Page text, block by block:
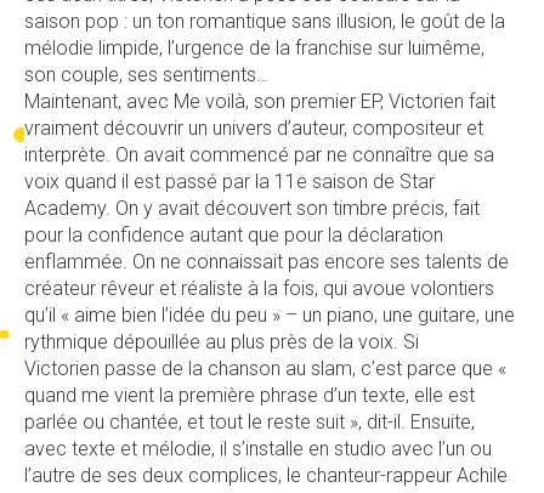
saison pop : un ton romantique sans illusion, le goût de la
mélodie limpide, l’urgence de la franchise sur luimême,
son couple, ses sentiments…
Maintenant, avec Me voilà, son premier EP, Victorien fait
vraiment découvrir un univers d’auteur, compositeur et
interprète. On avait commencé par ne connaître que sa
voix quand il est passé par la 11e saison de Star
Academy. On y avait découvert son timbre précis, fait
pour la confidence autant que pour la déclaration
enflammée. On ne connaissait pas encore ses talents de
créateur rêveur et réaliste à la fois, qui avoue volontiers
qu’il « aime bien l’idée du peu » – un piano, une guitare, une
rythmique dépouillée au plus près de la voix. Si
Victorien passe de la chanson au slam, c’est parce que «
quand me vient la première phrase d’un texte, elle est
parlée ou chantée, et tout le reste suit », dit-il. Ensuite,
avec texte et mélodie, il s’installe en studio avec l’un ou
l’autre de ses deux complices, le chanteur-rappeur Achile